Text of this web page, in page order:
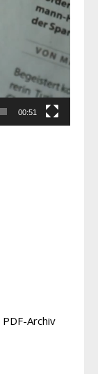
00:51
PDF-Archiv